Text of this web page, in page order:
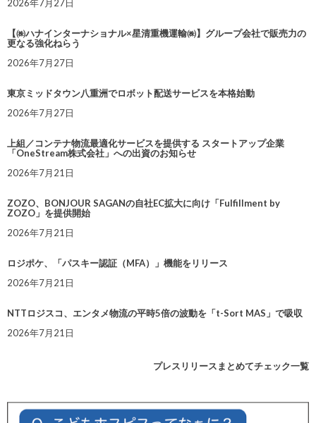
2026年7月27日
【㈱ハナインターナショナル×星清重機運輸㈱】グループ会社で販売力の
更なる強化ねらう
2026年7月27日
東京ミッドタウン八重洲でロボット配送サービスを本格始動
2026年7月27日
上組／コンテナ物流最適化サービスを提供する スタートアップ企業
「OneStream株式会社」への出資のお知らせ
2026年7月21日
ZOZO、BONJOUR SAGANの自社EC拡大に向け「Fulfillment by
ZOZO」を提供開始
2026年7月21日
ロジポケ、「パスキー認証（MFA）」機能をリリース
2026年7月21日
NTTロジスコ、エンタメ物流の平時5倍の波動を「t-Sort MAS」で吸収
2026年7月21日
プレスリリースまとめてチェック一覧